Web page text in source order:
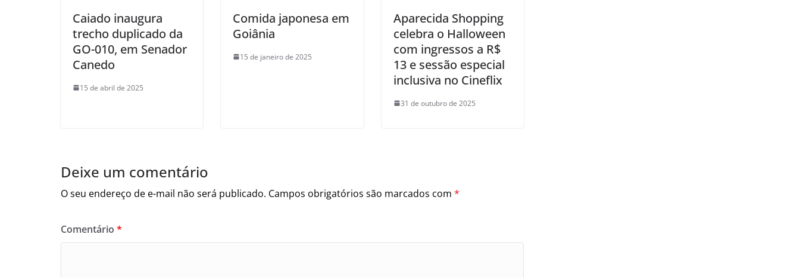
Caiado inaugura
trecho duplicado da
GO-010, em Senador
Canedo
15 de abril de 2025
Comida japonesa em
Goiânia
15 de janeiro de 2025
Aparecida Shopping
celebra o Halloween
com ingressos a R$
13 e sessão especial
inclusiva no Cineflix
31 de outubro de 2025
Deixe um comentário
O seu endereço de e-mail não será publicado. Campos obrigatórios são marcados com *
Comentário *